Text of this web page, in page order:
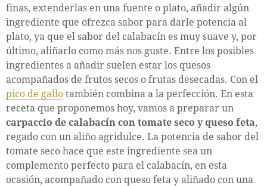
finas, extenderlas en una fuente o plato, añadir algún
ingrediente que ofrezca sabor para darle potencia al
plato, ya que el sabor del calabacín es muy suave y, por
último, aliñarlo como más nos guste. Entre los posibles
ingredientes a añadir suelen estar los quesos
acompañados de frutos secos o frutas desecadas. Con el
pico de gallo también combina a la perfección. En esta
receta que proponemos hoy, vamos a preparar un
carpaccio de calabacín con tomate seco y queso feta,
regado con un aliño agridulce. La potencia de sabor del
tomate seco hace que este ingrediente sea un
complemento perfecto para el calabacín, en esta
ocasión, acompañado con queso feta y aliñado con una